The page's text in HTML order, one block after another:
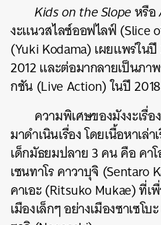
Kids on the Slopeหรือ
งะแนวสไลซ์ออฟไลฟ์ (Slice
(Yuki Kodama) เผยแพร่ใน
2012 และต่อมากลายเป็นภ
กชัน (Live Action) ในปี 2018
ความพิเศษของมังงะเรื่
มาดำเนินเรื่อง โดยเนื้อหาเล่
เด็กมัธยมปลาย 3 คน คือ คา
เซนทาโร คาวาบุจิ (Sentaro
คาเอะ (Ritsuko Mukae) ที่
เมืองเล็กๆ อย่างเมืองซาเซโ